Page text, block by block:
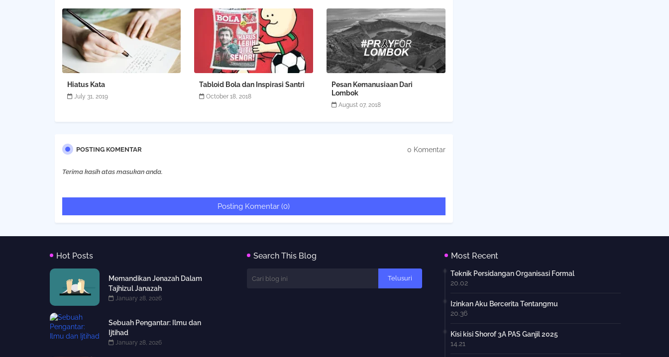
Hiatus Kata
July 31, 2019
Tabloid Bola dan Inspirasi Santri
October 18, 2018
Pesan Kemanusiaan Dari
Lombok
August 07, 2018
POSTING KOMENTAR 0 Komentar
Terima kasih atas masukan anda.
Posting Komentar (0)
Hot Posts
Memandikan Jenazah Dalam
Tajhizul Janazah
January 28, 2026
Sebuah Pengantar: Ilmu dan
Ijtihad
January 28, 2026
Search This Blog Most Recent
Teknik Persidangan Organisasi Formal
20.02
Izinkan Aku Bercerita Tentangmu
20.36
Kisi kisi Shorof 3A PAS Ganjil 2025
14.21